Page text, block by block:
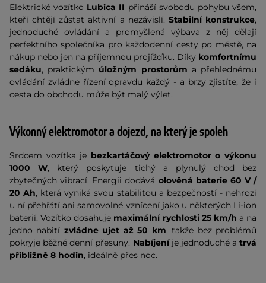
Elektrické vozítko Lubica II přináší svobodu pohybu všem,
kteří chtějí zůstat aktivní a nezávislí. Stabilní konstrukce,
jednoduché ovládání a promyšlená výbava z něj dělají
perfektního společníka pro každodenní cesty po městě, na
nákup nebo jen na příjemnou projížďku. Díky komfortnímu
sedáku, praktickým úložným prostorům a přehlednému
ovládání zvládne řízení opravdu každý - a brzy zjistíte, že i
cesta do obchodu může být malý výlet.
Výkonný elektromotor a dojezd, na který je spoleh
Srdcem vozítka je bezkartáčový elektromotor o výkonu
1000 W, který poskytuje tichý a plynulý chod bez
zbytečných vibrací. Energii dodává olověná baterie 60 V /
20 Ah, která vyniká svou stabilitou a bezpečností - nehrozí
u ní přehřátí ani samovolné vznícení jako u některých Li-ion
baterií. Vozítko dosahuje maximální rychlosti 25 km/h a na
jedno nabití zvládne ujet až 50 km, takže bez problémů
pokryje běžné denní přesuny. Nabíjení je jednoduché a trvá
přibližně 8 hodin, ideálně přes noc.